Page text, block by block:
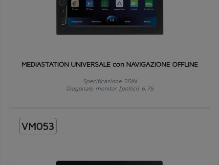
MEDIASTATION UNIVERSALE con NAVIGAZIONE OFFLINE
Specificazione 2DIN
Diagonale monitor [pollici] 6,75
VM053